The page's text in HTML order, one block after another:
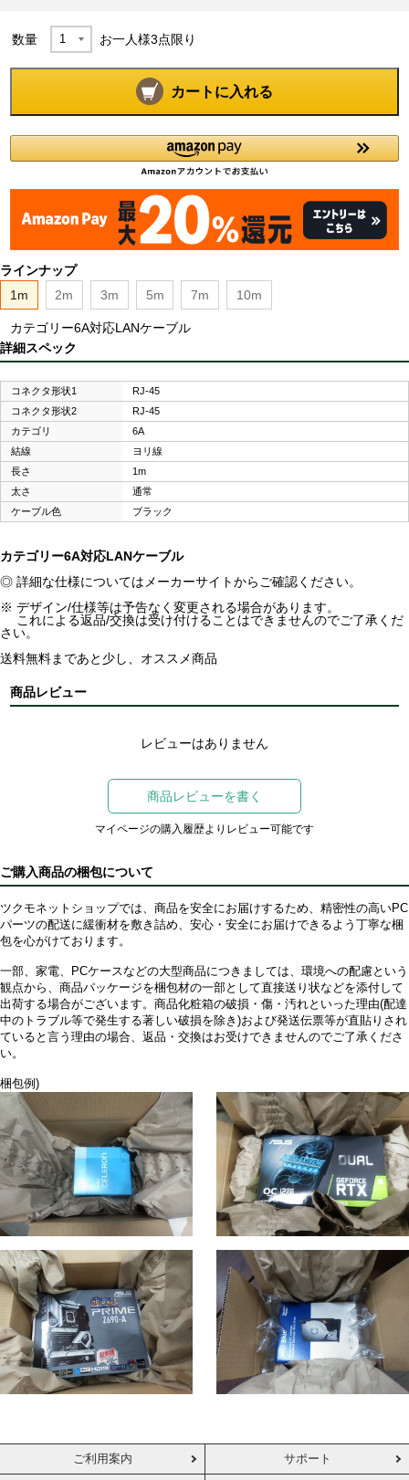
数量 お一人様3点限り
カートに入れる
ラインナップ
1m
2m 3m 5m 7m 10m
カテゴリー6A対応LANケーブル
詳細スペック
コネクタ形状1
RJ-45
コネクタ形状2
RJ-45
カテゴリ
6A
結線
ヨリ線
長さ
1m
太さ
通常
ケーブル色
ブラック
カテゴリー6A対応LANケーブル
◎ 詳細な仕様についてはメーカーサイトからご確認ください。
※ デザイン/仕様等は予告なく変更される場合があります。
これによる返品/交換は受け付けることはできませんのでご了承くだ
さい。
送料無料まであと少し、オススメ商品
商品レビュー
レビューはありません
商品レビューを書く
マイページの購入履歴よりレビュー可能です
ご購入商品の梱包について
ツクモネットショップでは、商品を安全にお届けするため、精密性の高いPC
パーツの配送に緩衝材を敷き詰め、安心・安全にお届けできるよう丁寧な梱
包を心がけております。
一部、家電、PCケースなどの大型商品につきましては、環境への配慮という
観点から、商品パッケージを梱包材の一部として直接送り状などを添付して
出荷する場合がございます。商品化粧箱の破損・傷・汚れといった理由(配達
中のトラブル等で発生する著しい破損を除き)および発送伝票等が直貼りされ
ていると言う理由の場合、返品・交換はお受けできませんのでご了承くださ
い。
梱包例)
ご利用案内 サポート